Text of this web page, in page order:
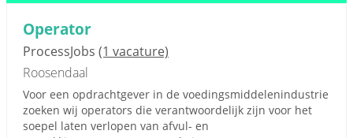
Operator
ProcessJobs (1 vacature)
Roosendaal
Voor een opdrachtgever in de voedingsmiddelenindustrie
zoeken wij operators die verantwoordelijk zijn voor het
soepel laten verlopen van afvul- en